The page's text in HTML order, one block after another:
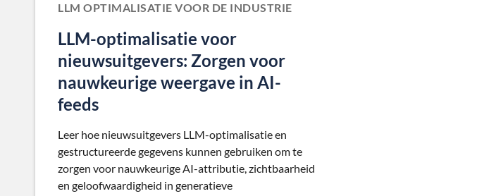
LLM OPTIMALISATIE VOOR DE INDUSTRIE
LLM-optimalisatie voor
nieuwsuitgevers: Zorgen voor
nauwkeurige weergave in AI-
feeds
Leer hoe nieuwsuitgevers LLM-optimalisatie en
gestructureerde gegevens kunnen gebruiken om te
zorgen voor nauwkeurige AI-attributie, zichtbaarheid
en geloofwaardigheid in generatieve